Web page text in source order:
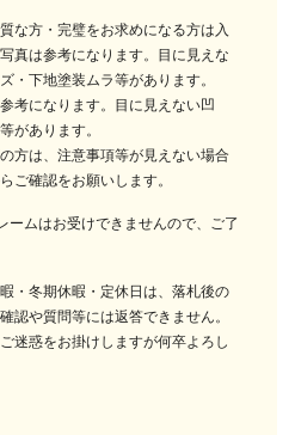
な方・完璧をお求めになる方は入
真は参考になります。目に見えな
・下地塗装ムラ等があります。
考になります。目に見えない凹
があります。
方は、注意事項等が見えない場合
ご確認をお願いします。
ームはお受けできませんので、ご了
・冬期休暇・定休日は、落札後の
認や質問等には返答できません。
迷惑をお掛けしますが何卒よろし